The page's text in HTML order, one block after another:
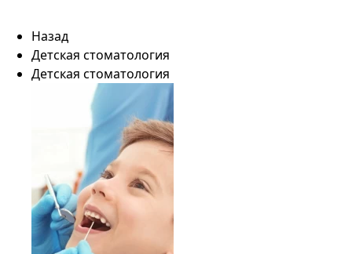
Назад
Детская стоматология
Детская стоматология